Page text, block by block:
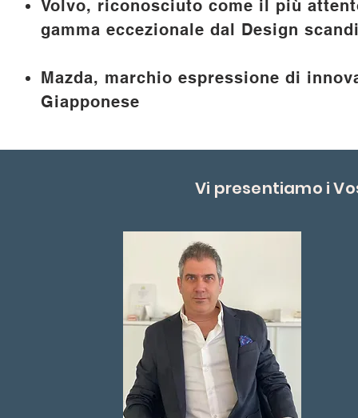
Volvo, riconosciuto come il più
gamma eccezionale dal Design
Mazda, marchio espressione di
Giapponese
Vi presentiamo i